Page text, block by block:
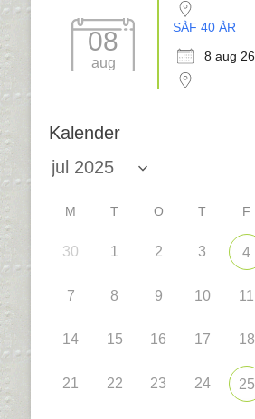
08
aug
SÅF 40 ÅR
8 aug 26
Kalender
M T O T F
30 1 2 3 4
7 8 9 10 11
14 15 16 17 18
21 22 23 24 25